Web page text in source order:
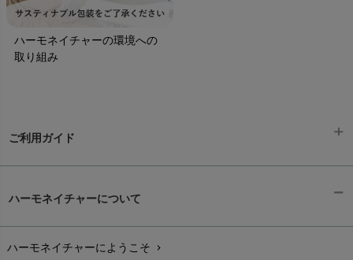
ハーモネイチャーの環境への
取り組み
ご利用ガイド
配送と送料chevron_right
ハーモネイチャーについて
ハーモネイチャーにようこそ chevron_right